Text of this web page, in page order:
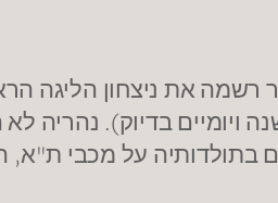
העונות הקודמות כאשר רשמה את
אשתקד ניצחה 74-77 במחזור השני (לפני שנה ויומיים
על מכבי ת"א,